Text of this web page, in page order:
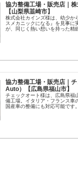
協力整備工場・販売店｜
【山梨県韮崎市】
株式会社カインズ様は、幼少か
スメカニックになる』を見事
が、同じく熱い想いを持った精
協力整備工場・販売店｜
Auto）【広島県福山市】
チェックオート様は、広島県福
備工場。イタリア・フランス車
国産車の整備にも対応可能です